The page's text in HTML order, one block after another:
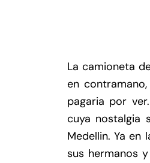
La camioneta
en
pagaria por
cuya nostalgia
Medellin. Ya en
sus hermanos